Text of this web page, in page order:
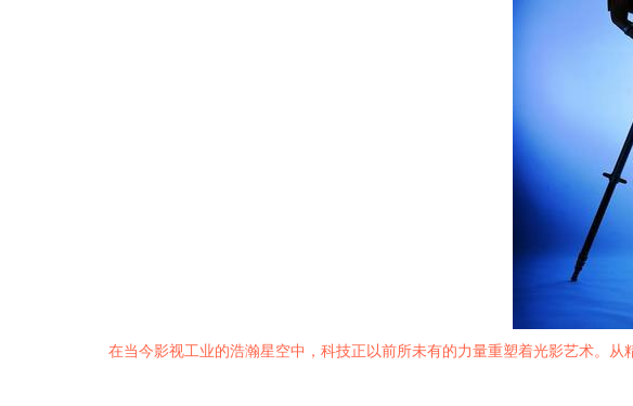
在当今影视工业的浩瀚星空中，科技正以前所未有的力量重塑着光影艺术。